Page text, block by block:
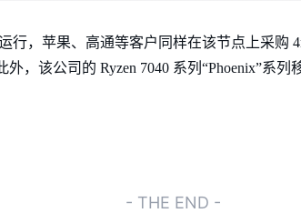
行，苹果、高通等客户同样在该节点上采购
，该公司的 Ryzen 7040 系列“Phoenix”系
- THE END -